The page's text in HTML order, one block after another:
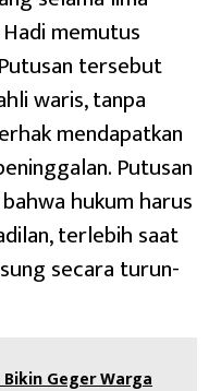
memutus
tersebut
waris, tanpa
mendapatkan
Putusan
hukum harus
terlebih saat
secara turun-
Geger Warga